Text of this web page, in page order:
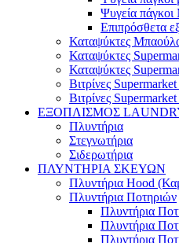
Ψυγεία
Επιπρόσθετα
Καταψύκτες
Καταψύκτες
Καταψύκτες
Βιτρίνες
Βιτρίνες Supermarket
ΕΞΟΠΛΙΣΜΟΣ
Πλυντήρια
Στεγνωτήρια
Σιδερωτήρια
ΠΛΥΝΤΗΡΙΑ ΣΚΕΥΩΝ
Πλυντήρια Hood
Πλυντήρια Ποτηριών
Πλυντήρια
Πλυντήρια
Πλυντήρια